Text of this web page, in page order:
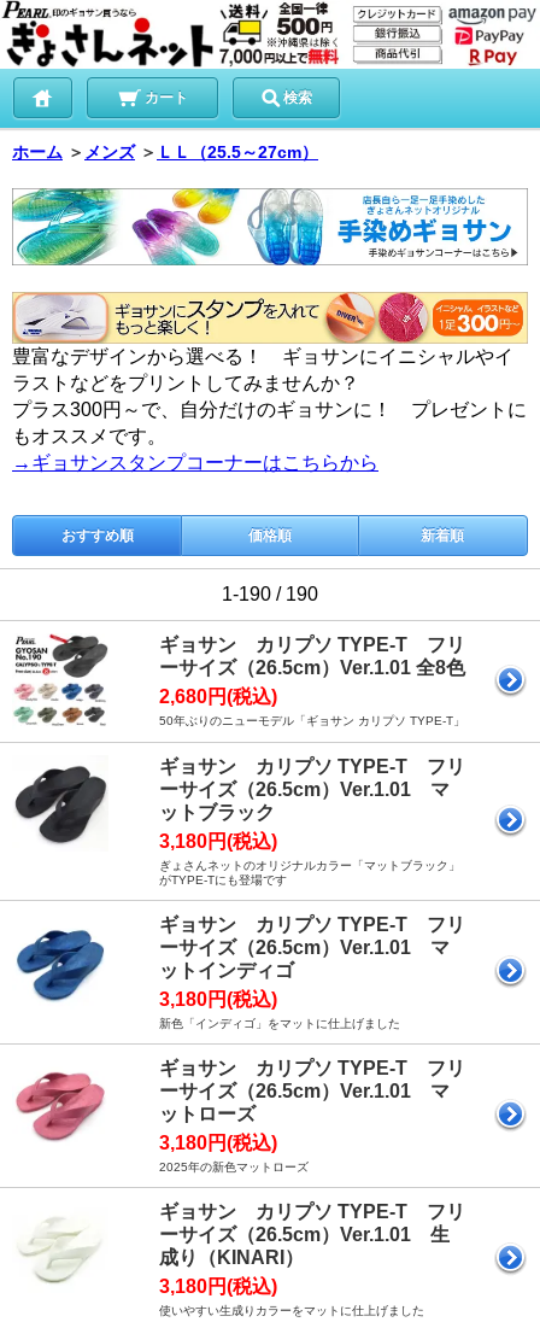
カート 検索
ホーム ＞ メンズ ＞ ＬＬ（25.5～27cm）
豊富なデザインから選べる！ ギョサンにイニシャルやイ
ラストなどをプリントしてみませんか？
プラス300円～で、自分だけのギョサンに！ プレゼントに
もオススメです。
→ギョサンスタンプコーナーはこちらから
おすすめ順 価格順 新着順
1-190 / 190
ギョサン カリプソ TYPE-T フリ
ーサイズ（26.5cm）Ver.1.01 全8色
2,680円(税込)
50年ぶりのニューモデル「ギョサン カリプソ TYPE-T」
ギョサン カリプソ TYPE-T フリ
ーサイズ（26.5cm）Ver.1.01 マ
ットブラック
3,180円(税込)
ぎょさんネットのオリジナルカラー「マットブラック」
がTYPE-Tにも登場です
ギョサン カリプソ TYPE-T フリ
ーサイズ（26.5cm）Ver.1.01 マ
ットインディゴ
3,180円(税込)
新色「インディゴ」をマットに仕上げました
ギョサン カリプソ TYPE-T フリ
ーサイズ（26.5cm）Ver.1.01 マ
ットローズ
3,180円(税込)
2025年の新色マットローズ
ギョサン カリプソ TYPE-T フリ
ーサイズ（26.5cm）Ver.1.01 生
成り（KINARI）
3,180円(税込)
使いやすい生成りカラーをマットに仕上げました